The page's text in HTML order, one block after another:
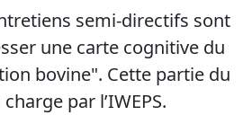
semi-directifs sont
une carte cognitive du
bovine". Cette partie du
par l’IWEPS.